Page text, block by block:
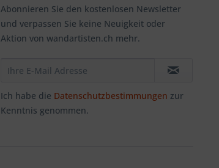
Abonnieren Sie den kostenlosen Newsletter
und verpassen Sie keine Neuigkeit oder
Aktion von wandartisten.ch mehr.
Ich habe die Datenschutzbestimmungen zur
Kenntnis genommen.